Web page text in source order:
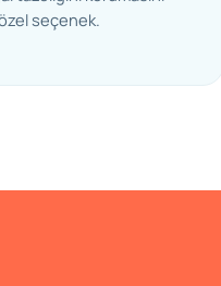
seçenek.